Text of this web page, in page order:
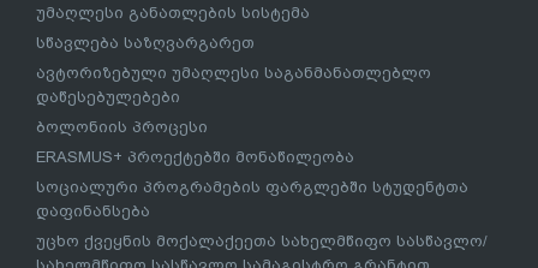
უმაღლესი განათლების სისტემა
სწავლება საზღვარგარეთ
ავტორიზებული უმაღლესი საგანმანათლებლო
დაწესებულებები
ბოლონიის პროცესი
ERASMUS+ პროექტებში მონაწილეობა
სოციალური პროგრამების ფარგლებში სტუდენტთა
დაფინანსება
უცხო ქვეყნის მოქალაქეეთა სახელმწიფო სასწავლო/